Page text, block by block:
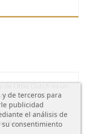
celebrar la
una
diseñados para
desde los
de terceros para
publicidad
el análisis de
consentimiento